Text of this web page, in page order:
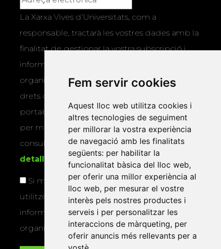
Fem servir cookies
Aquest lloc web utilitza cookies i
altres tecnologies de seguiment
per millorar la vostra experiència
de navegació amb les finalitats
següents: per habilitar la
funcionalitat bàsica del lloc web,
per oferir una millor experiència al
lloc web, per mesurar el vostre
interès pels nostres productes i
serveis i per personalitzar les
interaccions de màrqueting, per
oferir anuncis més rellevants per a
La Xarxa Vives d’Universitats, com a
responsable, tractarà les vostres dades amb la
finalitat de gestionar la vostra subscripció i
informar-vos dels actes i activitats que
organitza la Xarxa Vives. Podeu exercir els
drets d’accés, rectificació, supressió,
portabilitat, limitació o oposició al tractament
per mitjans físics o electrònics. Podeu
consultar la
informació addicional i
detallada sobre protecció de dades
Si marqueu aquesta casella, consentiu que
utilitzem les vostres dades per a enviar-vos
informació sobre els actes i activitats que
organitza la Xarxa Vives.